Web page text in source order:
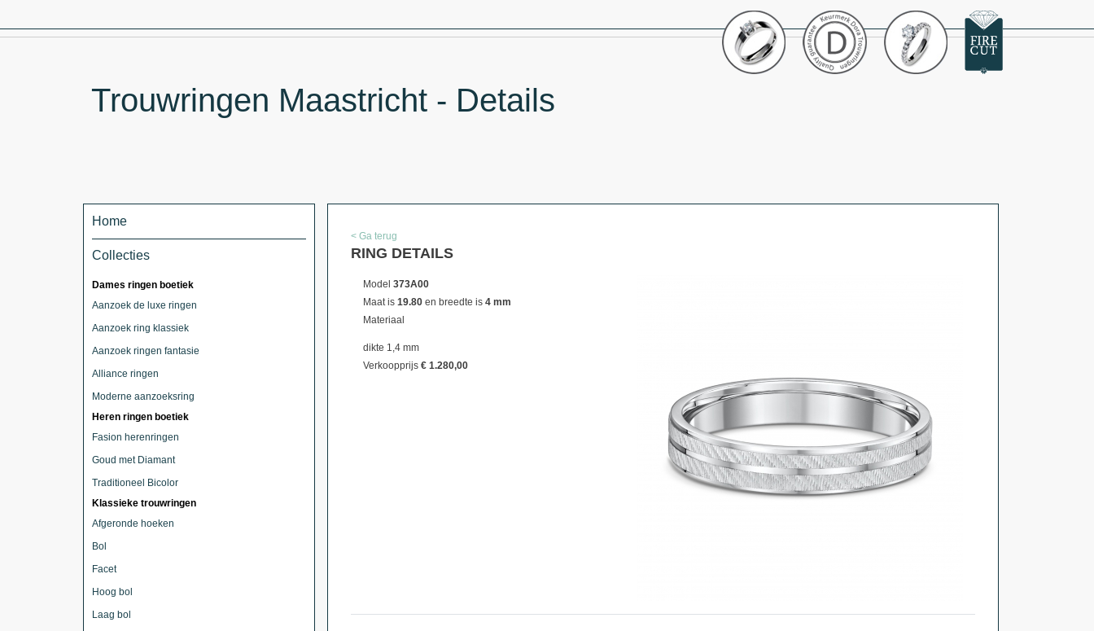
Trouwringen Maastricht - Details
< Ga terug
RING DETAILS
Model 373A00
Maat is 19.80 en breedte is 4 mm
Materiaal
dikte 1,4 mm
Verkoopprijs € 1.280,00
Home
Collecties
Dames ringen boetiek
Aanzoek de luxe ringen
Aanzoek ring klassiek
Aanzoek ringen fantasie
Alliance ringen
Moderne aanzoeksring
Heren ringen boetiek
Fasion herenringen
Goud met Diamant
Traditioneel Bicolor
Klassieke trouwringen
Afgeronde hoeken
Bol
Facet
Hoog bol
Laag bol